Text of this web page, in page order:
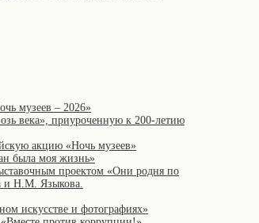
музеев – 2026»
века», приуроченную к 200-летию
акцию «Ночь музеев»
была моя жизнь»
проектом «Они родня по
и Н.М. Языкова.
искусстве и фотографиях»